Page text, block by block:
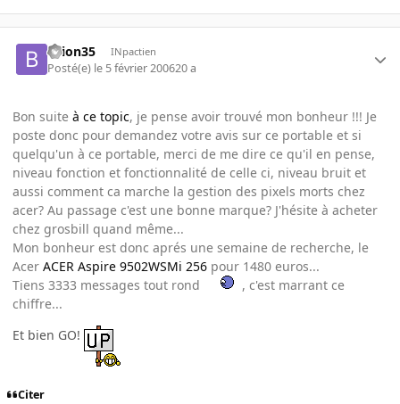
bzion35 INpactien
Posté(e) le 5 février 200620 a
Bon suite à ce topic, je pense avoir trouvé mon bonheur !!! Je
poste donc pour demandez votre avis sur ce portable et si
quelqu'un à ce portable, merci de me dire ce qu'il en pense,
niveau fonction et fonctionnalité de celle ci, niveau bruit et
aussi comment ca marche la gestion des pixels morts chez
acer? Au passage c'est une bonne marque? J'hésite à acheter
chez grosbill quand même...
Mon bonheur est donc aprés une semaine de recherche, le
Acer ACER Aspire 9502WSMi 256 pour 1480 euros...
Tiens 3333 messages tout rond
, c'est marrant ce
chiffre...
Et bien GO!
Citer